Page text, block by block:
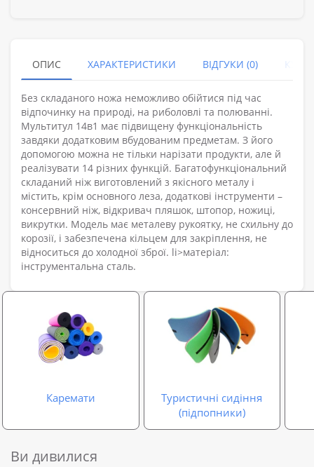
ОПИС ХАРАКТЕРИСТИКИ ВІДГУКИ (0)
Без складаного ножа неможливо обійтися під час
відпочинку на природі, на риболовлі та полюванні.
Мультитул 14в1 має підвищену функціональність
завдяки додатковим вбудованим предметам. З його
допомогою можна не тільки нарізати продукти, але й
реалізувати 14 різних функцій. Багатофункціональний
складаний ніж виготовлений з якісного металу і
містить, крім основного леза, додаткові інструменти –
консервний ніж, відкривач пляшок, штопор, ножиці,
викрутки. Модель має металеву рукоятку, не схильну до
корозії, і забезпечена кільцем для закріплення, не
відноситься до холодної зброї. li>матеріал:
інструментальна сталь.
Каремати
Туристичні сидіння
(підпопники)
Ви дивилися